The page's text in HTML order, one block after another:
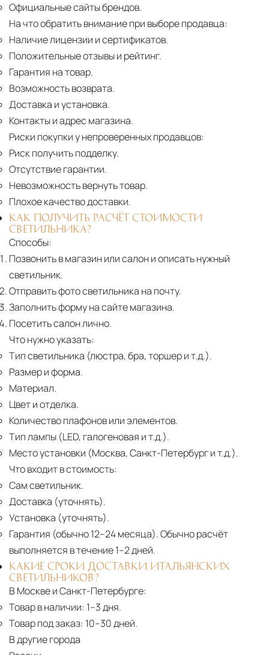
Официальные сайты брендов.
На что обратить внимание при выборе продавца:
Наличие лицензии и сертификатов.
Положительные отзывы и рейтинг.
Гарантия на товар.
Возможность возврата.
Доставка и установка.
Контакты и адрес магазина.
Риски покупки у непроверенных продавцов:
Риск получить подделку.
Отсутствие гарантии.
Невозможность вернуть товар.
Плохое качество доставки.
КАК ПОЛУЧИТЬ РАСЧЁТ СТОИМОСТИ
СВЕТИЛЬНИКА?
Способы:
Позвонить в магазин или салон и описать нужный
светильник.
Отправить фото светильника на почту.
Заполнить форму на сайте магазина.
Посетить салон лично.
Что нужно указать:
Тип светильника (люстра, бра, торшер и т.д.).
Размер и форма.
Материал.
Цвет и отделка.
Количество плафонов или элементов.
Тип лампы (LED, галогеновая и т.д.).
Место установки (Москва, Санкт-Петербург и т.д.).
Что входит в стоимость:
Сам светильник.
Доставка (уточнять).
Установка (уточнять).
Гарантия (обычно 12–24 месяца).Обычно расчёт
выполняется в течение 1–2 дней.
КАКИЕ СРОКИ ДОСТАВКИ ИТАЛЬЯНСКИХ
СВЕТИЛЬНИКОВ?
В Москве и Санкт-Петербурге:
Товар в наличии: 1–3 дня.
Товар под заказ: 10–30 дней.
В другие города